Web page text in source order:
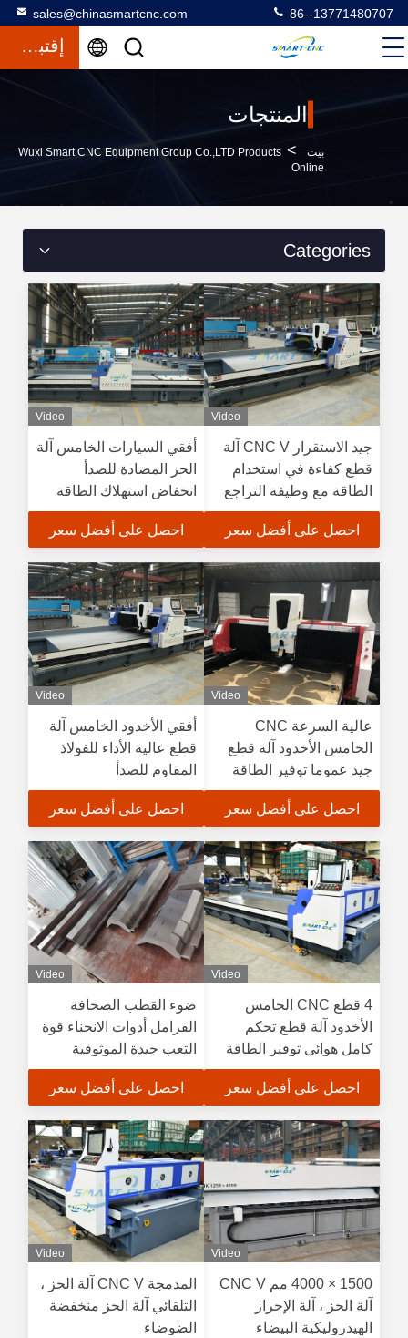
sales@chinasmartcnc.com 86--13771480707
إقتباس
المنتجات
بيت >
Wuxi Smart CNC Equipment Group Co.,LTD Products
Online
Categories
Video
جيد الاستقرار CNC V آلة
قطع كفاءة في استخدام
الطاقة مع وظيفة التراجع
احصل على أفضل سعر
Video
أفقي السيارات الخامس آلة
الحز المضادة للصدأ
انخفاض استهلاك الطاقة
احصل على أفضل سعر
Video
عالية السرعة CNC
الخامس الأخدود آلة قطع
جيد عموما توفير الطاقة
صلابة
احصل على أفضل سعر
Video
أفقي الأخدود الخامس آلة
قطع عالية الأداء للفولاذ
المقاوم للصدأ
احصل على أفضل سعر
Video
4 قطع CNC الخامس
الأخدود آلة قطع تحكم
كامل هوائي توفير الطاقة
احصل على أفضل سعر
Video
ضوء القطب الصحافة
الفرامل أدوات الانحناء قوة
التعب جيدة الموثوقية
العالية
احصل على أفضل سعر
Video
1500 × 4000 مم CNC V
آلة الحز ، آلة الإحراز
الهيدروليكية البيضاء
Video
المدمجة CNC V آلة الحز ،
التلقائي آلة الحز منخفضة
الضوضاء